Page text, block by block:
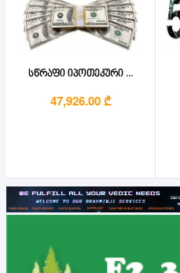
სწრაფი იპოთეკური ...
47,926.00 ₾